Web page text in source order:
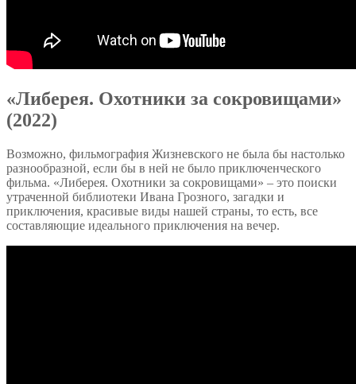
«Либерея. Охотники за сокровищами»
(2022)
Возможно, фильмография Жизневского не была бы настолько
разнообразной, если бы в ней не было приключенческого
фильма. «Либерея. Охотники за сокровищами» – это поиски
утраченной библиотеки Ивана Грозного, загадки и
приключения, красивые виды нашей страны, то есть, все
составляющие идеального приключения на вечер.